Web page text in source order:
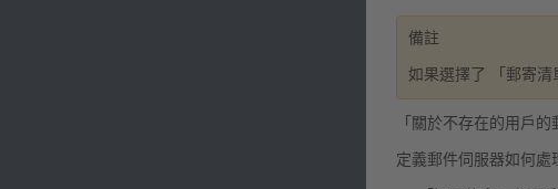
備註
如果選擇了 「郵寄清
「關於不存在的用戶的
定義郵件伺服器如何處